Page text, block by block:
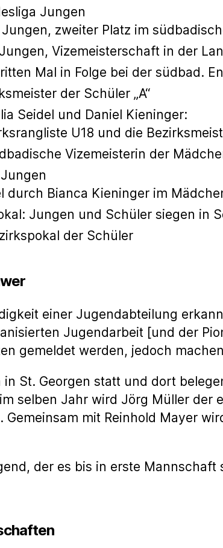
Jungen
zweiter Platz im
Vizemeisterschaft in der
Mal in Folge bei der südbad.
der Schüler „A“
Seidel und Daniel Kieninger:
U18 und die
Vizemeisterin der
Bianca Kieninger im
Jungen und Schüler siegen in
der Schüler
einer Jugendabteilung
Jugendarbeit [und der
gemeldet werden, jedoch
St. Georgen statt und dort
selben Jahr wird Jörg Müller der
mit Reinhold Mayer
der es bis in erste